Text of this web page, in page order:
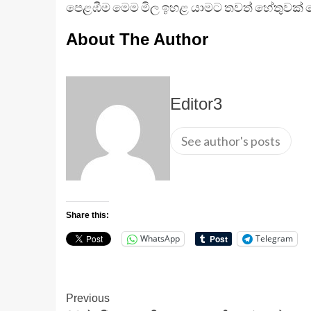
පෙළඹීම මෙම මිල ඉහළ යාමට තවත් හේතුවක්
About The Author
Editor3
See author's posts
Share this:
WhatsApp Telegram
Continue
Previous